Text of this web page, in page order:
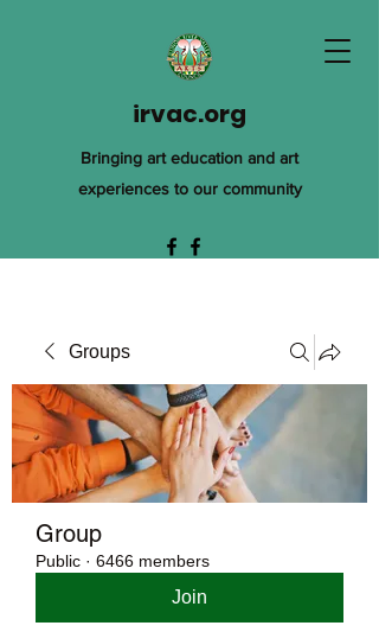
irvac.org
Bringing art education and art
experiences to our community
Groups
Group
Public · 6466 members
Join